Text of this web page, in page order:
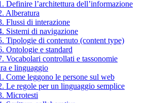
Definire l’architettura dell’informazione
Alberatura
Flussi di interazione
Sistemi di navigazione
Tipologie di contenuto (content type)
Ontologie e standard
Vocabolari controllati e tassonomie
e linguaggio
Come leggono le persone sul web
Le regole per un linguaggio semplice
Microtesti